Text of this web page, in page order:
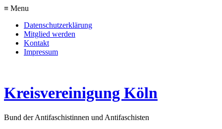
≡ Menu
Datenschutzerklärung
Mitglied werden
Kontakt
Impressum
Kreisvereinigung Köln
Bund der Antifaschistinnen und Antifaschisten